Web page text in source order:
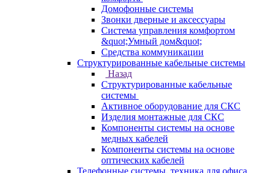
Домофонные системы
Звонки дверные и аксессуары
Система управления комфортом
&quot;Умный дом&quot;
Средства коммуникации
Структурированные кабельные системы
Назад
Структурированные кабельные
системы
Активное оборудование для СКС
Изделия монтажные для СКС
Компоненты системы на основе
медных кабелей
Компоненты системы на основе
оптических кабелей
Телефонные системы, техника для офиса